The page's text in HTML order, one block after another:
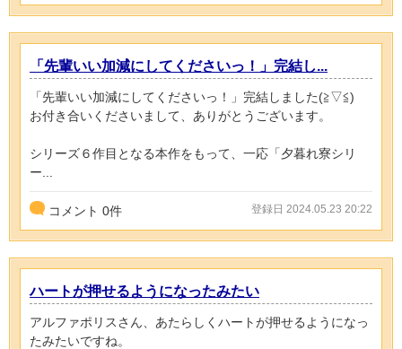
「先輩いい加減にしてくださいっ！」完結し...
「先輩いい加減にしてくださいっ！」完結しました(≧▽≦)
お付き合いくださいまして、ありがとうございます。
シリーズ６作目となる本作をもって、一応「夕暮れ寮シリ
ー...
コメント 0件 登録日 2024.05.23 20:22
ハートが押せるようになったみたい
アルファポリスさん、あたらしくハートが押せるようになっ
たみたいですね。